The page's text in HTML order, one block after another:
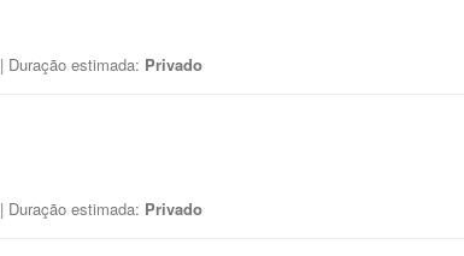
| Duração estimada: Privado
| Duração estimada: Privado